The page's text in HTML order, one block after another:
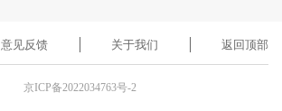
意见反馈 关于我们 返回顶部
京ICP备2022034763号-2